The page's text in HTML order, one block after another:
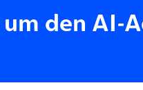
den AI-